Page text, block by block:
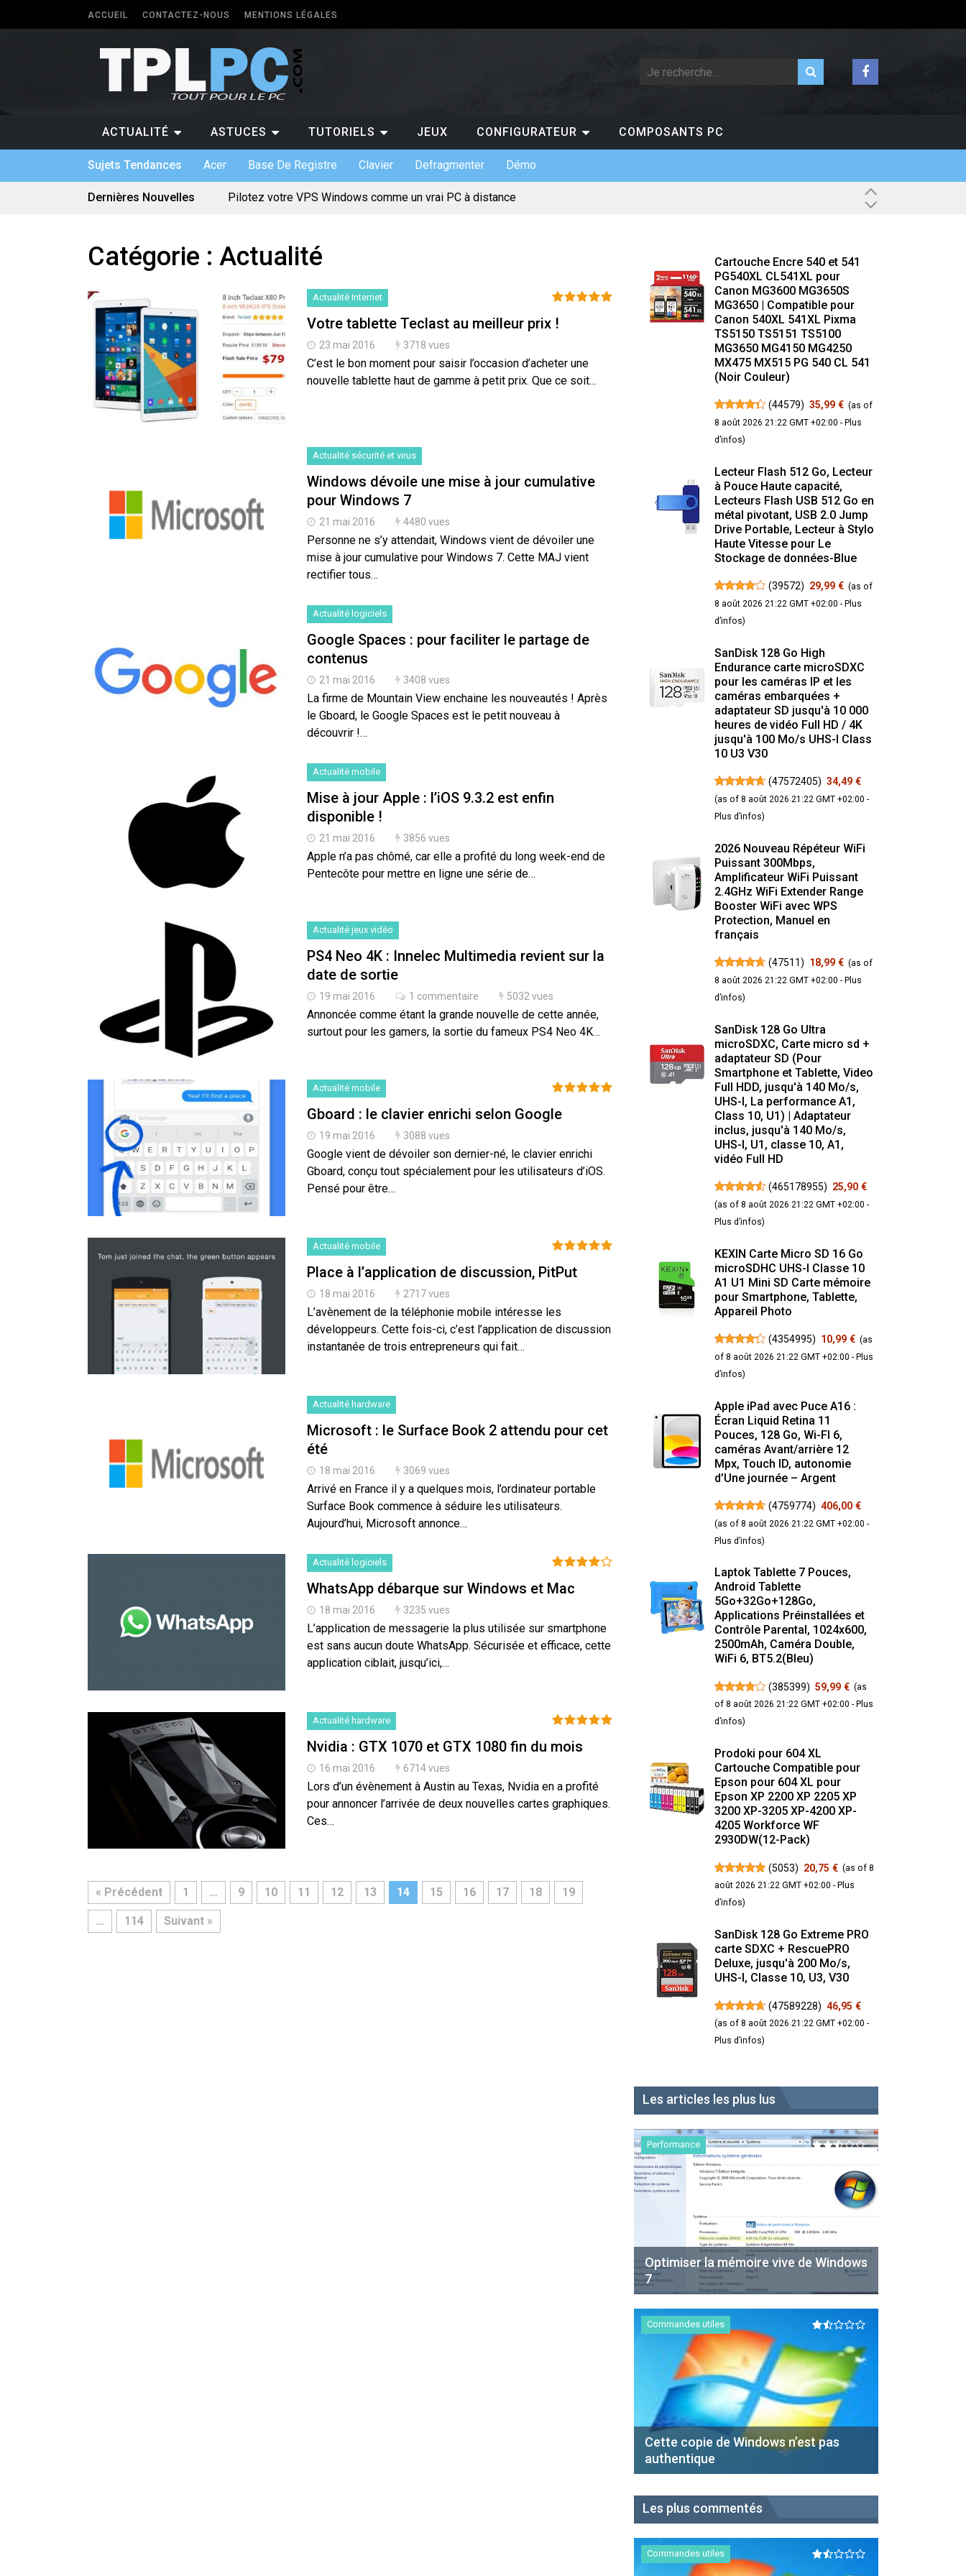
ACCUEIL CONTACTEZ-NOUS MENTIONS LÉGALES
ACTUALITÉ ASTUCES TUTORIELS JEUX CONFIGURATEUR COMPOSANTS PC
Sujets Tendances Acer Base De Registre Clavier Defragmenter Démo
Dernières Nouvelles
Pilotez votre VPS Windows comme un vrai PC à distance
Quel PC faut-il avoir pour jouer au casino en ligne ?
Quelle application permet de suivre les scores de NBA en temps réel ?
Quels sont les jeux incontournables à absolument découvrir sur un PC ?
Le divertissement numérique et l’évolution des loisirs en ligne
Catégorie : Actualité
Actualité Internet
Votre tablette Teclast au meilleur prix !
23 mai 2016 3718 vues
C’est le bon moment pour saisir l’occasion d’acheter une
nouvelle tablette haut de gamme à petit prix. Que ce soit…
Actualité sécurité et virus
Windows dévoile une mise à jour cumulative
pour Windows 7
21 mai 2016 4480 vues
Personne ne s’y attendait, Windows vient de dévoiler une
mise à jour cumulative pour Windows 7. Cette MAJ vient
rectifier tous…
Actualité logiciels
Google Spaces : pour faciliter le partage de
contenus
21 mai 2016 3408 vues
La firme de Mountain View enchaine les nouveautés ! Après
le Gboard, le Google Spaces est le petit nouveau à
découvrir !…
Actualité mobile
Mise à jour Apple : l’iOS 9.3.2 est enfin
disponible !
21 mai 2016 3856 vues
Apple n’a pas chômé, car elle a profité du long week-end de
Pentecôte pour mettre en ligne une série de…
Actualité jeux vidéo
PS4 Neo 4K : Innelec Multimedia revient sur la
date de sortie
19 mai 2016 1 commentaire 5032 vues
Annoncée comme étant la grande nouvelle de cette année,
surtout pour les gamers, la sortie du fameux PS4 Neo 4K…
Actualité mobile
Gboard : le clavier enrichi selon Google
19 mai 2016 3088 vues
Google vient de dévoiler son dernier-né, le clavier enrichi
Gboard, conçu tout spécialement pour les utilisateurs d’iOS.
Pensé pour être…
Actualité mobile
Place à l’application de discussion, PitPut
18 mai 2016 2717 vues
L’avènement de la téléphonie mobile intéresse les
développeurs. Cette fois-ci, c’est l’application de discussion
instantanée de trois entrepreneurs qui fait…
Actualité hardware
Microsoft : le Surface Book 2 attendu pour cet
été
18 mai 2016 3069 vues
Arrivé en France il y a quelques mois, l’ordinateur portable
Surface Book commence à séduire les utilisateurs.
Aujourd’hui, Microsoft annonce…
Actualité logiciels
WhatsApp débarque sur Windows et Mac
18 mai 2016 3235 vues
L’application de messagerie la plus utilisée sur smartphone
est sans aucun doute WhatsApp. Sécurisée et efficace, cette
application ciblait, jusqu’ici,…
Actualité hardware
Nvidia : GTX 1070 et GTX 1080 fin du mois
16 mai 2016 6714 vues
Lors d’un évènement à Austin au Texas, Nvidia en a profité
pour annoncer l’arrivée de deux nouvelles cartes graphiques.
Ces…
« Précédent 1 … 9 10 11 12 13 14 15 16 17 18 19
… 114 Suivant »
Cartouche Encre 540 et 541
PG540XL CL541XL pour
Canon MG3600 MG3650S
MG3650 | Compatible pour
Canon 540XL 541XL Pixma
TS5150 TS5151 TS5100
MG3650 MG4150 MG4250
MX475 MX515 PG 540 CL 541
(Noir Couleur)
(44579) 35,99 € (as of
8 août 2026 21:22 GMT +02:00 -Plus
d’infos)
Lecteur Flash 512 Go, Lecteur
à Pouce Haute capacité,
Lecteurs Flash USB 512 Go en
métal pivotant, USB 2.0 Jump
Drive Portable, Lecteur à Stylo
Haute Vitesse pour Le
Stockage de données-Blue
(39572) 29,99 € (as of
8 août 2026 21:22 GMT +02:00 -Plus
d’infos)
SanDisk 128 Go High
Endurance carte microSDXC
pour les caméras IP et les
caméras embarquées +
adaptateur SD jusqu'à 10 000
heures de vidéo Full HD / 4K
jusqu'à 100 Mo/s UHS-I Class
10 U3 V30
(47572405) 34,49 €
(as of 8 août 2026 21:22 GMT +02:00 -
Plus d’infos)
2026 Nouveau Répéteur WiFi
Puissant 300Mbps,
Amplificateur WiFi Puissant
2.4GHz WiFi Extender Range
Booster WiFi avec WPS
Protection, Manuel en
français
(47511) 18,99 € (as of
8 août 2026 21:22 GMT +02:00 -Plus
d’infos)
SanDisk 128 Go Ultra
microSDXC, Carte micro sd +
adaptateur SD (Pour
Smartphone et Tablette, Video
Full HDD, jusqu'à 140 Mo/s,
UHS-I, La performance A1,
Class 10, U1) | Adaptateur
inclus, jusqu'à 140 Mo/s,
UHS-I, U1, classe 10, A1,
vidéo Full HD
(465178955) 25,90 €
(as of 8 août 2026 21:22 GMT +02:00 -
Plus d’infos)
KEXIN Carte Micro SD 16 Go
microSDHC UHS-I Classe 10
A1 U1 Mini SD Carte mémoire
pour Smartphone, Tablette,
Appareil Photo
(4354995) 10,99 € (as
of 8 août 2026 21:22 GMT +02:00 -Plus
d’infos)
Apple iPad avec Puce A16 :
Écran Liquid Retina 11
Pouces, 128 Go, Wi-FI 6,
caméras Avant/arrière 12
Mpx, Touch ID, autonomie
d’Une journée – Argent
(4759774) 406,00 €
(as of 8 août 2026 21:22 GMT +02:00 -
Plus d’infos)
Laptok Tablette 7 Pouces,
Android Tablette
5Go+32Go+128Go,
Applications Préinstallées et
Contrôle Parental, 1024x600,
2500mAh, Caméra Double,
WiFi 6, BT5.2(Bleu)
(385399) 59,99 € (as
of 8 août 2026 21:22 GMT +02:00 - Plus
d’infos)
Prodoki pour 604 XL
Cartouche Compatible pour
Epson pour 604 XL pour
Epson XP 2200 XP 2205 XP
3200 XP-3205 XP-4200 XP-
4205 Workforce WF
2930DW(12-Pack)
(5053) 20,75 € (as of 8
août 2026 21:22 GMT +02:00 - Plus
d’infos)
SanDisk 128 Go Extreme PRO
carte SDXC + RescuePRO
Deluxe, jusqu'à 200 Mo/s,
UHS-I, Classe 10, U3, V30
(47589228) 46,95 €
(as of 8 août 2026 21:22 GMT +02:00 -
Plus d’infos)
Les articles les plus lus
Performance
Optimiser la mémoire vive de Windows
7
Commandes utiles
Cette copie de Windows n’est pas
authentique
Les plus commentés
Commandes utiles